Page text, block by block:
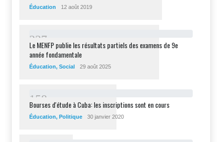
Éducation 12 août 2019
227
Le MENFP publie les résultats partiels des examens de 9e
année fondamentale
Éducation, Social 29 août 2025
1 58
Bourses d'étude à Cuba: les inscriptions sont en cours
Éducation, Politique 30 janvier 2020